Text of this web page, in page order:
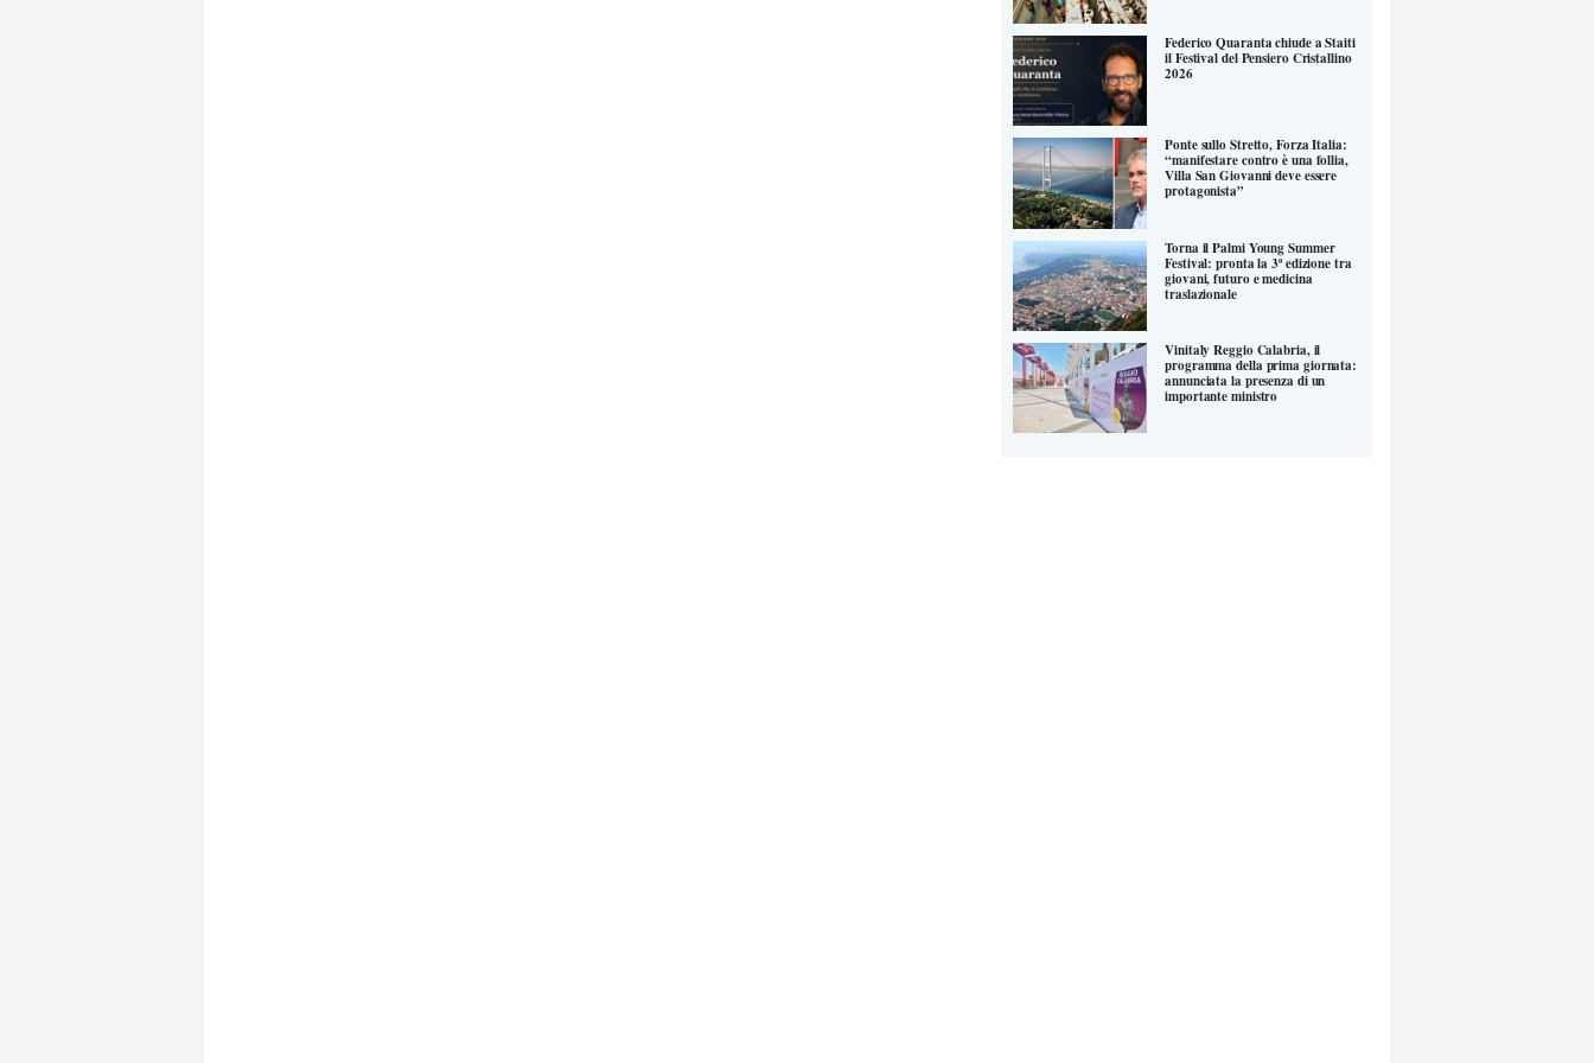
Federico Quaranta chiude a Staiti
il Festival del Pensiero Cristallino
2026
Ponte sullo Stretto, Forza Italia:
“manifestare contro è una follia,
Villa San Giovanni deve essere
protagonista”
Torna il Palmi Young Summer
Festival: pronta la 3ª edizione tra
giovani, futuro e medicina
traslazionale
Vinitaly Reggio Calabria, il
programma della prima giornata:
annunciata la presenza di un
importante ministro